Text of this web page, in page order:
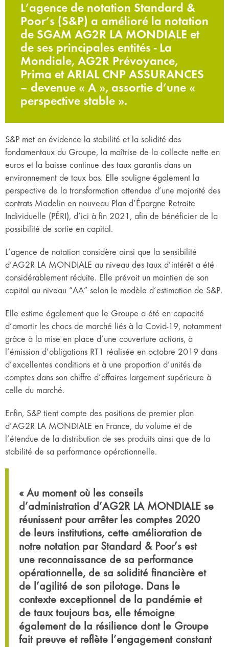
L’agence de notation Standard &
Poor’s (S&P) a amélioré la notation
de SGAM AG2R LA MONDIALE et
de ses principales entités - La
Mondiale, AG2R Prévoyance,
Prima et ARIAL CNP ASSURANCES
– devenue « A », assortie d’une «
perspective stable ».
S&P met en évidence la stabilité et la solidité des
fondamentaux du Groupe, la maîtrise de la collecte nette en
euros et la baisse continue des taux garantis dans un
environnement de taux bas. Elle souligne également la
perspective de la transformation attendue d’une majorité des
contrats Madelin en nouveau Plan d’Épargne Retraite
Individuelle (PÉRI), d’ici à fin 2021, afin de bénéficier de la
possibilité de sortie en capital.
L’agence de notation considère ainsi que la sensibilité
d’AG2R LA MONDIALE au niveau des taux d’intérêt a été
considérablement réduite. Elle prévoit un maintien de son
capital au niveau “AA” selon le modèle d’estimation de S&P.
Elle estime également que le Groupe a été en capacité
d’amortir les chocs de marché liés à la Covid-19, notamment
grâce à la mise en place d’une couverture actions, à
l’émission d’obligations RT1 réalisée en octobre 2019 dans
d’excellentes conditions et à une proportion d’unités de
comptes dans son chiffre d’affaires largement supérieure à
celle du marché.
Enfin, S&P tient compte des positions de premier plan
d’AG2R LA MONDIALE en France, du volume et de
l’étendue de la distribution de ses produits ainsi que de la
stabilité de sa performance opérationnelle.
« Au moment où les conseils
d’administration d’AG2R LA MONDIALE se
réunissent pour arrêter les comptes 2020
de leurs institutions, cette amélioration de
notre notation par Standard & Poor’s est
une reconnaissance de sa performance
opérationnelle, de sa solidité financière et
de l’agilité de son pilotage. Dans le
contexte exceptionnel de la pandémie et
de taux toujours bas, elle témoigne
également de la résilience dont le Groupe
fait preuve et reflète l’engagement constant